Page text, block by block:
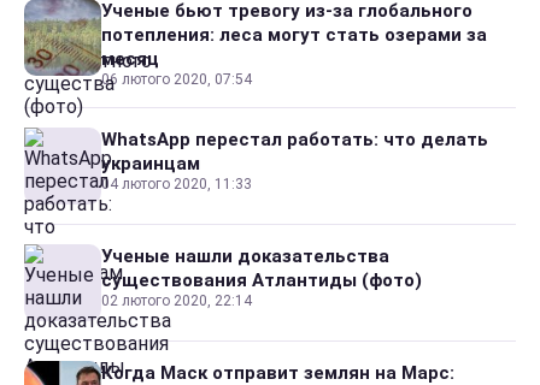
Ученые бьют тревогу из-за глобального
потепления: леса могут стать озерами за
месяц
06 лютого 2020, 07:54
WhatsApp перестал работать: что делать
украинцам
04 лютого 2020, 11:33
Ученые нашли доказательства
существования Атлантиды (фото)
02 лютого 2020, 22:14
Когда Маск отправит землян на Марс: